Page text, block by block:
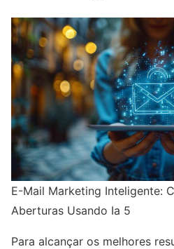
E-Mail Marketing Inteligente:
Aberturas Usando Ia 5
Para alcançar os melhores